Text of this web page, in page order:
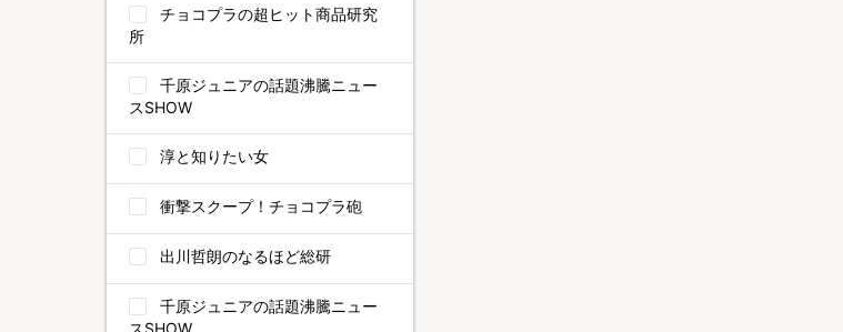
チョコプラの超ヒット商品研究
所
千原ジュニアの話題沸騰ニュー
スSHOW
淳と知りたい女
衝撃スクープ！チョコプラ砲
出川哲朗のなるほど総研
千原ジュニアの話題沸騰ニュー
スSHOW